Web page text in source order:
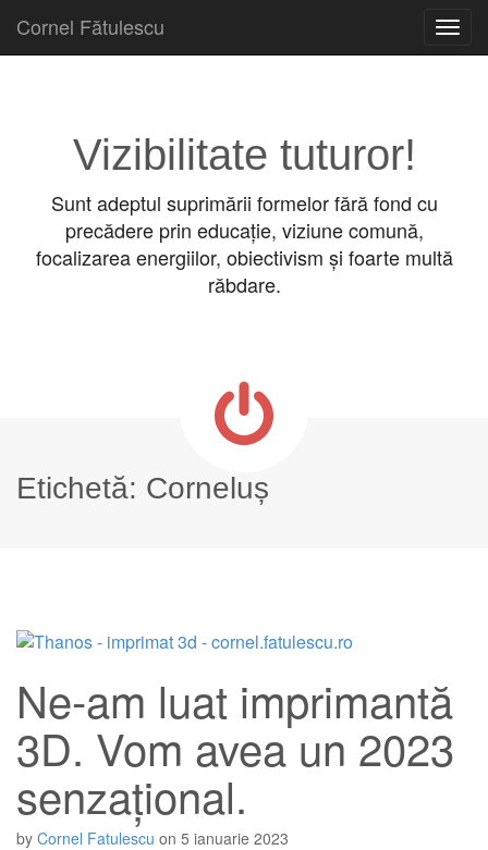
Cornel Fătulescu
Vizibilitate tuturor!
Sunt adeptul suprimării formelor fără fond cu
precădere prin educație, viziune comună,
focalizarea energiilor, obiectivism și foarte multă
răbdare.
Etichetă: Corneluș
Ne-am luat imprimantă
3D. Vom avea un 2023
senzațional.
by Cornel Fatulescu on 5 ianuarie 2023